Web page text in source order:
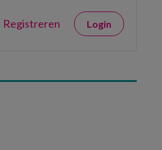
Registreren Login